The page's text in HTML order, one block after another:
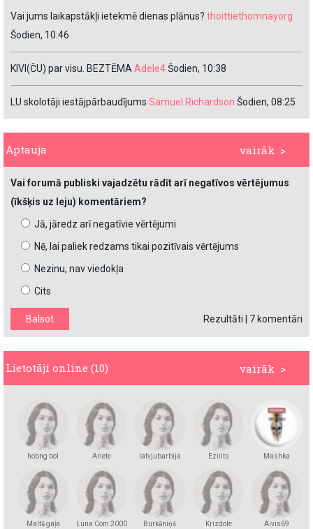
Vai jums laikapstākļi ietekmē dienas plānus? thoittiethomnayorg
Šodien, 10:46
KIVI(ČU) par visu. BEZTĒMAAdele4Šodien, 10:38
LU skolotāji iestājpārbaudījums Samuel Richardson Šodien, 08:25
vairāk >
Aptauja
Vai forumā publiski vajadzētu rādīt arī negatīvos vērtējumus
(īkšķis uz leju) komentāriem?
Jā, jāredz arī negatīvie vērtējumi
Nē, lai paliek redzams tikai pozitīvais vērtējums
Nezinu, nav viedokļa
Cits
Rezultāti 7 komentāri
vairāk >
Lietotāji online (10)
hobng bol Ariete latvjubarbija Eziiits
Mashka
Maltā gaļa Luna Com 2000 Burkāniņš Krizdole Aivis69